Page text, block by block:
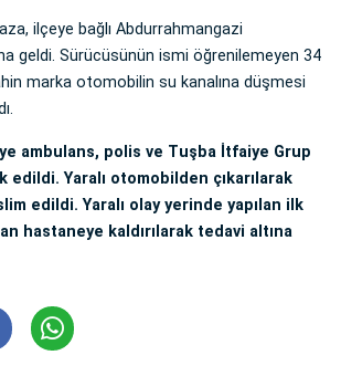
ilçeye bağlı Abdurrahmangazi
geldi. Sürücüsünün ismi öğrenilemeyen 34
marka otomobilin su kanalına düşmesi
ambulans, polis ve Tuşba İtfaiye Grup
Yaralı otomobilden çıkarılarak
edildi. Yaralı olay yerinde yapılan ilk
hastaneye kaldırılarak tedavi altına